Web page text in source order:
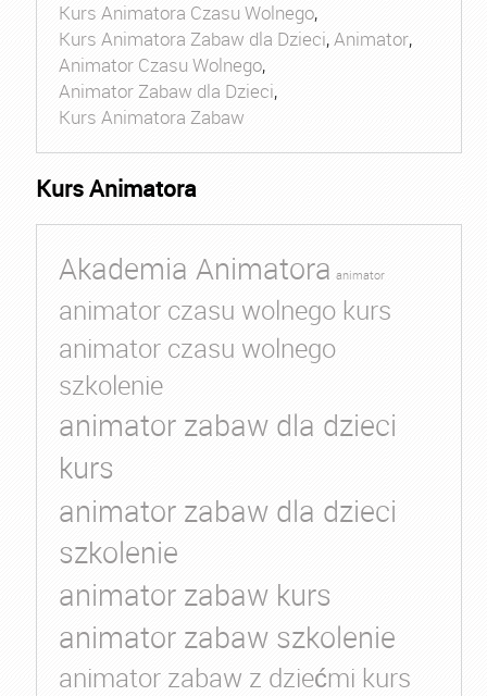
Kurs Animatora Czasu Wolnego,
Kurs Animatora Zabaw dla Dzieci,Animator,
Animator Czasu Wolnego,
Animator Zabaw dla Dzieci,
Kurs Animatora Zabaw
Kurs Animatora
Akademia Animatora animator
animator czasu wolnego kurs
animator czasu wolnego
szkolenie
animator zabaw dla dzieci
kurs
animator zabaw dla dzieci
szkolenie
animator zabaw kurs
animator zabaw szkolenie
animator zabaw z dziećmi kurs